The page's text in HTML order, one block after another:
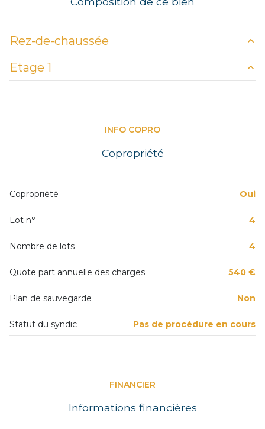
Rez-de-chaussée
salon/sejour
Etage 1
INFO COPRO
Copropriété
Copropriété Oui
Lot n° 4
Nombre de lots 4
Quote part annuelle des charges 540 €
Plan de sauvegarde Non
Statut du syndic Pas de procédure en cours
FINANCIER
Informations financières